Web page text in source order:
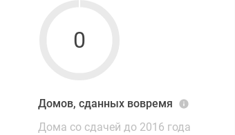
0
Домов, сданных вовремя
Дома со сдачей до 2016 года